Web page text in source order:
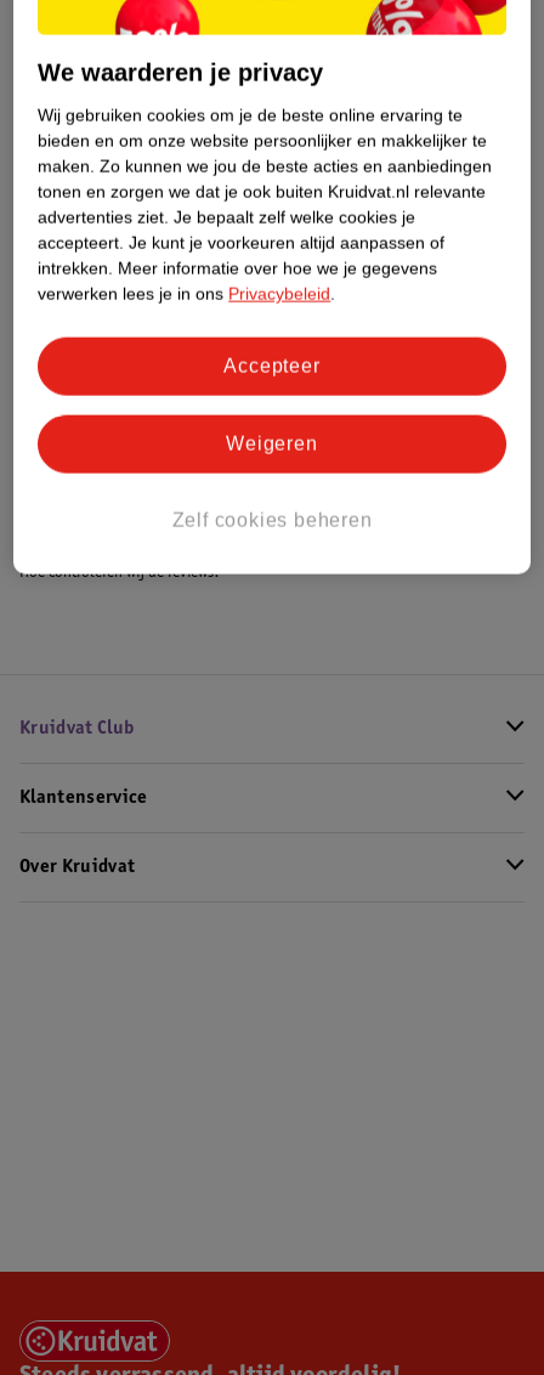
Productinformatie
Etiketinformatie
Nature Impact Score
Dit product heeft (nog) geen Nature
Impact Score.
Meer informatie
Bestel & Bezorginformatie
Bekijk ook
Momo Puri Alle Dagcreme
Hoe controleren wij de reviews?
Kruidvat Club
Klantenservice
Over Kruidvat
We waarderen je privacy
Wij gebruiken cookies om je de beste online ervaring te
bieden en om onze website persoonlijker en makkelijker te
maken. Zo kunnen we jou de beste acties en aanbiedingen
tonen en zorgen we dat je ook buiten Kruidvat.nl relevante
advertenties ziet. Je bepaalt zelf welke cookies je
accepteert. Je kunt je voorkeuren altijd aanpassen of
intrekken. Meer informatie over hoe we je gegevens
verwerken lees je in ons Privacybeleid.
Zelf cookies beheren
Weigeren
Accepteer